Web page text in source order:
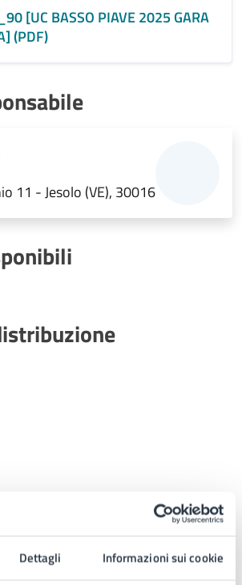
Dettagli Informazioni sui cookie
[UC BASSO PIAVE 2025 GARA
(PDF)
11 - Jesolo (VE), 30016